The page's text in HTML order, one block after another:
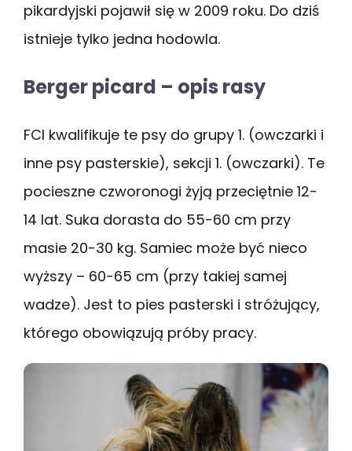
pikardyjski pojawił się w 2009 roku. Do dziś
istnieje tylko jedna hodowla.
Berger picard – opis rasy
FCI kwalifikuje te psy do grupy 1. (owczarki i
inne psy pasterskie), sekcji 1. (owczarki). Te
pocieszne czworonogi żyją przeciętnie 12-
14 lat. Suka dorasta do 55-60 cm przy
masie 20-30 kg. Samiec może być nieco
wyższy – 60-65 cm (przy takiej samej
wadze). Jest to pies pasterski i stróżujący,
którego obowiązują próby pracy.